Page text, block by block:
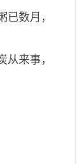
已数月，
从来事，